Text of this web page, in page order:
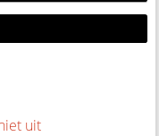
uit